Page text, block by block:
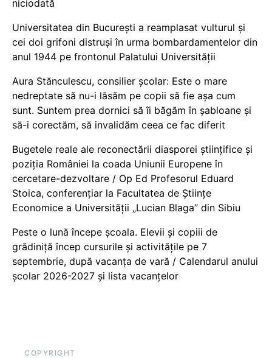
niciodată
Universitatea din București a reamplasat vulturul și
cei doi grifoni distruși în urma bombardamentelor din
anul 1944 pe frontonul Palatului Universității
Aura Stănculescu, consilier școlar: Este o mare
nedreptate să nu-i lăsăm pe copii să fie așa cum
sunt. Suntem prea dornici să îi băgăm în șabloane și
să-i corectăm, să invalidăm ceea ce fac diferit
Bugetele reale ale reconectării diasporei științifice și
poziția României la coada Uniunii Europene în
cercetare-dezvoltare / Op Ed Profesorul Eduard
Stoica, conferențiar la Facultatea de Științe
Economice a Universității „Lucian Blaga” din Sibiu
Peste o lună începe școala. Elevii și copiii de
grădiniță încep cursurile și activitățile pe 7
septembrie, după vacanța de vară / Calendarul anului
școlar 2026-2027 și lista vacanțelor
COPYRIGHT